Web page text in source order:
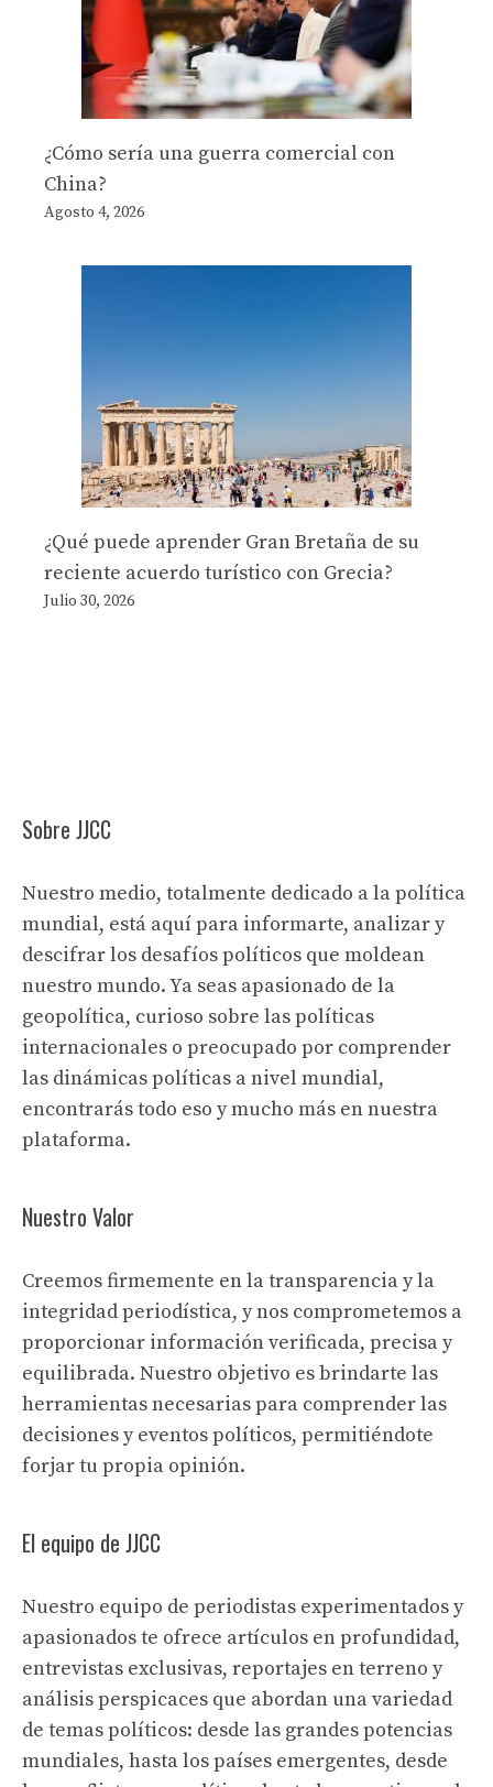
¿Cómo sería una guerra comercial con
China?
Agosto 4, 2026
¿Qué puede aprender Gran Bretaña de su
reciente acuerdo turístico con Grecia?
Julio 30, 2026
Sobre JJCC
Nuestro medio, totalmente dedicado a la política
mundial, está aquí para informarte, analizar y
descifrar los desafíos políticos que moldean
nuestro mundo. Ya seas apasionado de la
geopolítica, curioso sobre las políticas
internacionales o preocupado por comprender
las dinámicas políticas a nivel mundial,
encontrarás todo eso y mucho más en nuestra
plataforma.
Nuestro Valor
Creemos firmemente en la transparencia y la
integridad periodística, y nos comprometemos a
proporcionar información verificada, precisa y
equilibrada. Nuestro objetivo es brindarte las
herramientas necesarias para comprender las
decisiones y eventos políticos, permitiéndote
forjar tu propia opinión.
El equipo de JJCC
Nuestro equipo de periodistas experimentados y
apasionados te ofrece artículos en profundidad,
entrevistas exclusivas, reportajes en terreno y
análisis perspicaces que abordan una variedad
de temas políticos: desde las grandes potencias
mundiales, hasta los países emergentes, desde